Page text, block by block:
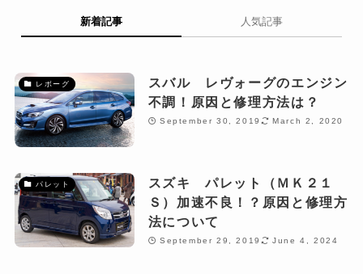
新着記事 人気記事
レボーグ
スバル レヴォーグのエンジン
不調！原因と修理方法は？
September 30, 2019 March 2, 2020
パレット
スズキ パレット（ＭＫ２１
Ｓ）加速不良！？原因と修理方
法について
September 29, 2019 June 4, 2024